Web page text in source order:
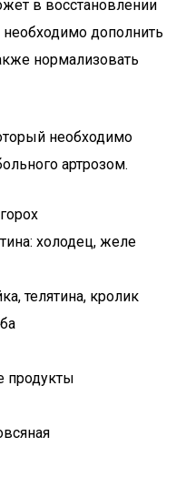
в восстановлении
дополнить
нормализовать
необходимо
артрозом.
холодец, желе
телятина, кролик
продукты